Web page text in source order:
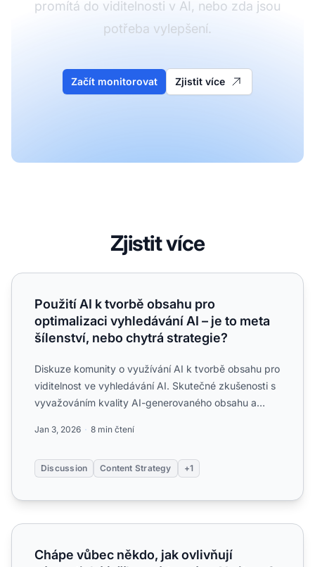
promítá do viditelnosti v AI, nebo zda jsou
potřeba vylepšení.
Začít monitorovat Zjistit více
Zjistit více
Použití AI k tvorbě obsahu pro optimalizaci vyhledávání
Použití AI k tvorbě obsahu pro
optimalizaci vyhledávání AI – je to meta
šílenství, nebo chytrá strategie?
Diskuze komunity o využívání AI k tvorbě obsahu pro
viditelnost ve vyhledávání AI. Skutečné zkušenosti s
vyvažováním kvality AI-generovaného obsahu a
Jan 3, 2026 8 min čtení
Discussion Content Strategy +1
Chápe vůbec někdo, jak ovlivňují sémantické/příbuzné
Chápe vůbec někdo, jak ovlivňují